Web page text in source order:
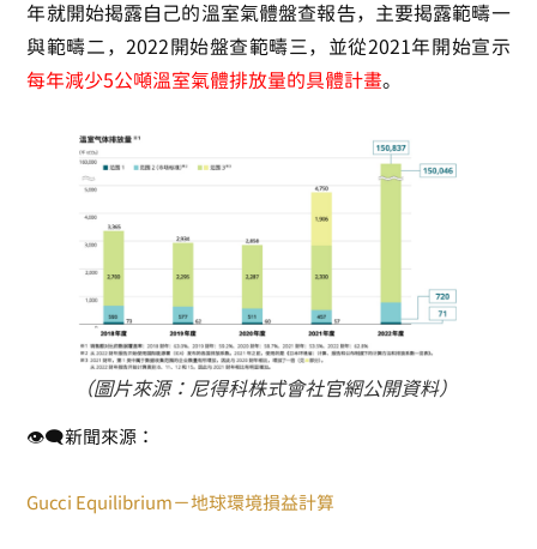
年就開始揭露自己的溫室氣體盤查報告，主要揭露範疇一
與範疇二，2022開始盤查範疇三，並從2021年開始宣示
每年減少5公噸溫室氣體排放量的具體計畫。
（圖片來源：尼得科株式會社官網公開資料）
👁‍🗨新聞來源：
Gucci Equilibrium －地球環境損益計算